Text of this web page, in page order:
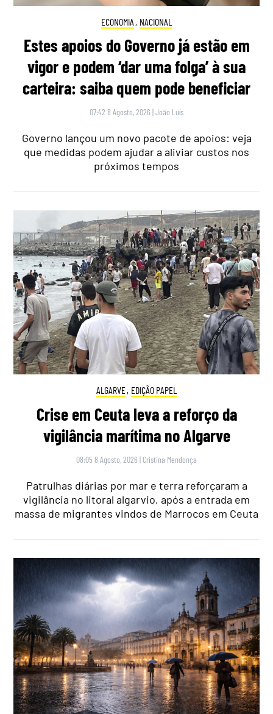
ECONOMIA , NACIONAL
Estes apoios do Governo já estão em
vigor e podem ‘dar uma folga’ à sua
carteira: saiba quem pode beneficiar
07:42 8 Agosto, 2026 |João Luís
Governo lançou um novo pacote de apoios: veja
que medidas podem ajudar a aliviar custos nos
próximos tempos
ALGARVE, EDIÇÃO PAPEL
Crise em Ceuta leva a reforço da
vigilância marítima no Algarve
08:05 8 Agosto, 2026 | Cristina Mendonça
Patrulhas diárias por mar e terra reforçaram a
vigilância no litoral algarvio, após a entrada em
massa de migrantes vindos de Marrocos em Ceuta